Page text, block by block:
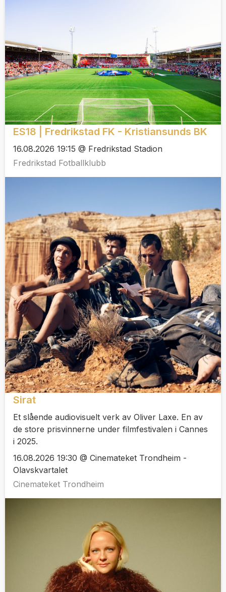
ES18 | Fredrikstad FK - Kristiansunds BK
16.08.2026 19:15 @ Fredrikstad Stadion
Fredrikstad Fotballklubb
Sirat
Et slående audiovisuelt verk av Oliver Laxe. En av
de store prisvinnerne under filmfestivalen i Cannes
i 2025.
16.08.2026 19:30 @ Cinemateket Trondheim -
Olavskvartalet
Cinemateket Trondheim